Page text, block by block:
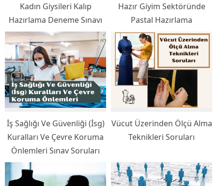
Kadın Giysileri Kalıp
Hazırlama Deneme Sınavı
Hazır Giyim Sektöründe
Pastal Hazırlama
İş Sağlığı Ve Güvenliği (İsg)
Kuralları Ve Çevre Koruma
Önlemleri Sınav Soruları
Vücut Üzerinden Ölçü Alma
Teknikleri Soruları